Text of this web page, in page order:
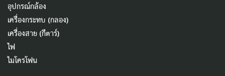
อุปกรณ์กล้อง
เครื่องกระทบ (กลอง)
เครื่องสาย (กีตาร์)
ไฟ
ไมโครโฟน